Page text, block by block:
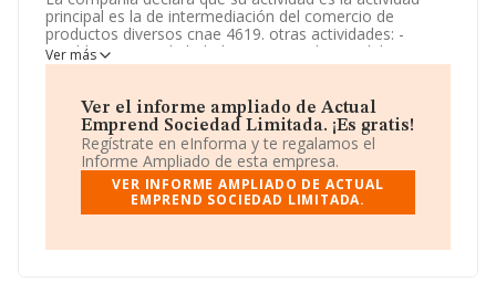
principal es la de intermediación del comercio de
productos diversos cnae 4619. otras actividades: -
establecimiento de bebidas. -intermediarios del
comercio de productos diversos. - fabricación de
mantenimiento. - actividades inmobiliarias. -acti. La
empresa aparece inscrita en el Registro Mercantil como
Sociedad Limitada. Su CNAE corresponde a 4619 con
código 'Intermediarios del comercio de productos
diversos'. La compañía no tiene actividad en mercados
exteriores.
con número de identificación fiscal B16843054, tiene su
Ver más
Ver el informe ampliado de Actual
Emprend Sociedad Limitada. ¡Es gratis!
Regístrate en eInforma y te regalamos el
Informe Ampliado de esta empresa.
VER INFORME AMPLIADO DE ACTUAL
EMPREND SOCIEDAD LIMITADA.